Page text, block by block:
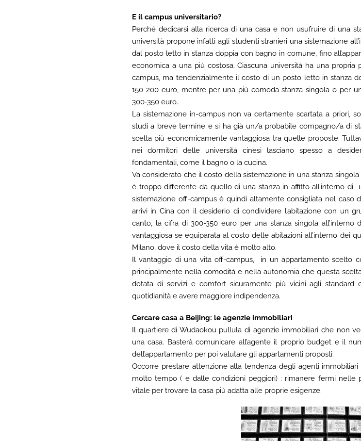
E il campus universitario?
Perché dedicarsi alla ricerca di una casa e non usufruire di una
università propone infatti agli studenti stranieri una sistemazione
dal posto letto in stanza doppia con bagno in comune, fino
economica a una più costosa. Ciascuna università ha una
campus, ma tendenzialmente il costo di un posto letto in stanza
150-200 euro, mentre per una più comoda stanza singola o per
300-350 euro.
La sistemazione in-campus non va certamente scartata a priori,
studi a breve termine e si ha già un/a probabile compagno/a di
scelta più economicamente vantaggiosa tra quelle proposte.
nei dormitori delle università cinesi lasciano spesso a
fondamentali, come il bagno o la cucina.
Va considerato che il costo della sistemazione in una stanza
è troppo differente da quello di una stanza in affitto all’interno di
sistemazione off-campus è quindi altamente consigliata nel
arrivi in Cina con il desiderio di condividere l’abitazione con un
canto, la cifra di 300-350 euro per una stanza singola
vantaggiosa se equiparata al costo delle abitazioni all’interno dei
Milano, dove il costo della vita è molto alto.
Il vantaggio di una vita off-campus, in un appartamento scelto
principalmente nella comodità e nella autonomia che questa
dotata di servizi e comfort sicuramente più vicini agli standard
quotidianità e avere maggiore indipendenza.
Cercare casa a Beijing: le agenzie immobiliari
Il quartiere di Wudaokou pullula di agenzie immobiliari che non
una casa. Basterà comunicare all’agente il proprio budget e il
dell’appartamento per poi valutare gli appartamenti proposti.
Occorre prestare attenzione alla tendenza degli agenti
molto tempo ( e dalle condizioni peggiori) : rimanere fermi nelle
vitale per trovare la casa più adatta alle proprie esigenze.